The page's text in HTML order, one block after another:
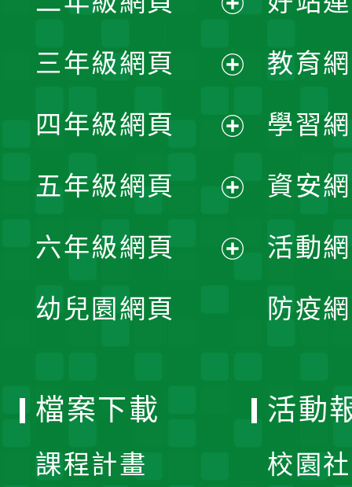
開
選
單
開
選
單
三年級網頁
開
選
單
四年級網頁
開
選
五年級網頁
開
六年級網頁
幼兒園網頁
教育
學習
資安
活動
防疫
檔案下載
課程計畫
活動
校園